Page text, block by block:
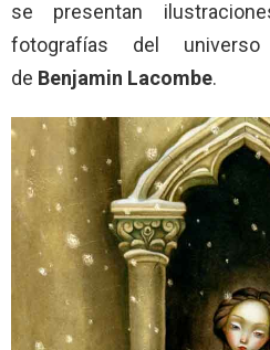
se presentan
fotografías del
de Benjamin Lacombe.